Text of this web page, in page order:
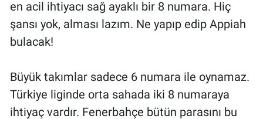
en acil ihtiyacı sağ ayaklı bir 8 numara. Hiç
şansı yok, alması lazım. Ne yapıp edip Appiah
bulacak!
Büyük takımlar sadece 6 numara ile oynamaz.
Türkiye liginde orta sahada iki 8 numaraya
ihtiyaç vardır. Fenerbahçe bütün parasını bu